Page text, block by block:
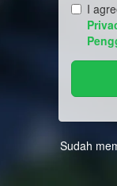
I
Sudah